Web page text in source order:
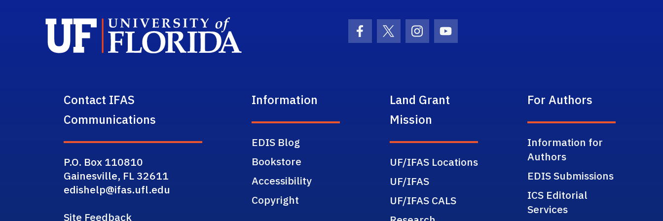
Facebook Icon
Twitter IconInstagram Icon
Youtube Icon
Contact IFAS
Communications
P.O. Box 110810
Gainesville, FL 32611
edishelp@ifas.ufl.edu
Site Feedback
Information
EDIS Blog
Bookstore
Accessibility
Copyright
Land Grant
Mission
UF/IFAS Locations
UF/IFAS
UF/IFAS CALS
For Authors
Information for
Authors
EDIS Submissions
ICS Editorial
Services